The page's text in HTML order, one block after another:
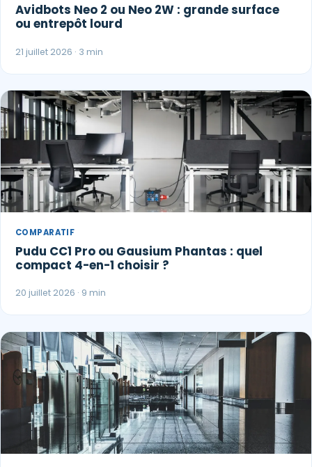
Avidbots Neo 2 ou Neo 2W : grande surface
ou entrepôt lourd
21 juillet 2026 · 3 min
COMPARATIF
Pudu CC1 Pro ou Gausium Phantas : quel
compact 4-en-1 choisir ?
20 juillet 2026 · 9 min